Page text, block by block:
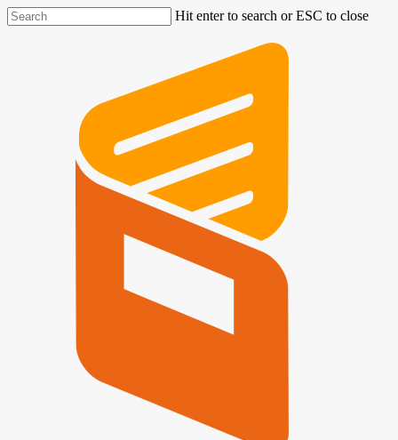
Hit enter to search or ESC to close